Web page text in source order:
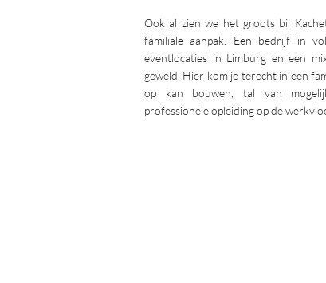
Ook al zien we het groots bij
familiale aanpak. Een bedrijf in
eventlocaties in Limburg en een
geweld. Hier kom je terecht in een
op kan bouwen, tal van
professionele opleiding op de